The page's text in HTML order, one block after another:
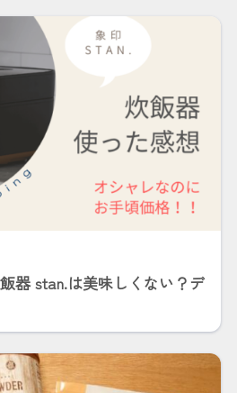
器 stan.は美味しくない？デ